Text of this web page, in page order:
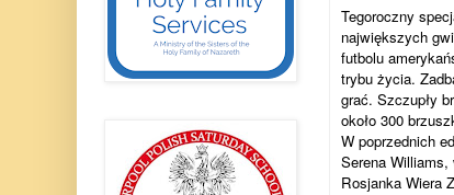
Tegoroczny
największych
futbolu
trybu życia.
grać. Szczupły
około 300
W poprzednich
Serena
Rosjanka Wiera